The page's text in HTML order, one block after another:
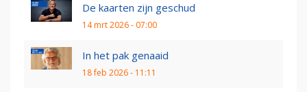
De kaarten zijn geschud
14 mrt 2026 - 07:00
In het pak genaaid
18 feb 2026 - 11:11